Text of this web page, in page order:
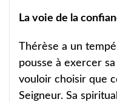
La voie de la
Thérèse a un
pousse à exercer
vouloir choisir que
Seigneur. Sa